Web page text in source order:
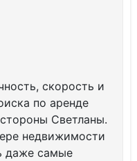
скорость и
по аренде
Светланы.
недвижимости
даже самые